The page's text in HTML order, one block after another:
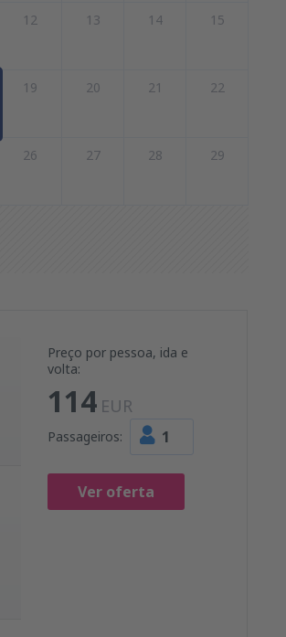
12 13 14 15
19 20 21 22
26 27 28 29
Preço por pessoa, ida e
volta:
114 EUR
Passageiros: 1
Ver oferta